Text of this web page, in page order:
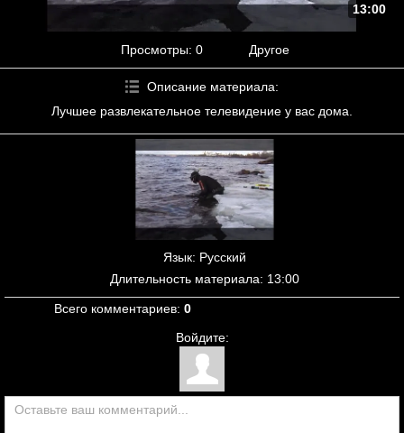
13:00
Просмотры: 0 Другое
Описание материала:
Лучшее развлекательное телевидение у вас дома.
Язык: Русский
Длительность материала: 13:00
Всего комментариев: 0
Войдите: